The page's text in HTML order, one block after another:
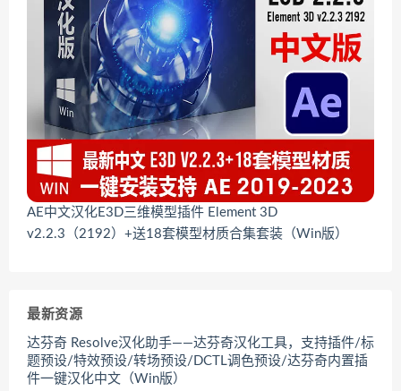
AE中文汉化E3D三维模型插件 Element 3D
v2.2.3（2192）+送18套模型材质合集套装（Win版）
最新资源
达芬奇 Resolve汉化助手——达芬奇汉化工具，支持插件/标
题预设/特效预设/转场预设/DCTL调色预设/达芬奇内置插
件一键汉化中文（Win版）